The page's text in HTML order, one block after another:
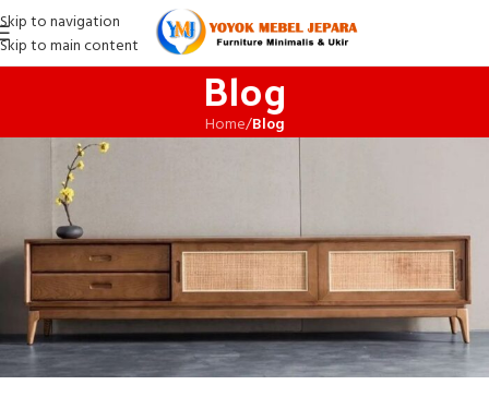
Skip to navigation
Skip to main content
Blog
Home/Blog